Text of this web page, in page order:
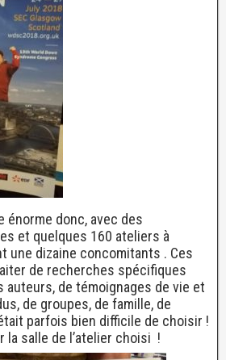
donc, avec des
et quelques 160 ateliers à
une dizaine concomitants . Ces
de recherches spécifiques
auteurs, de témoignages de vie et
de groupes, de famille, de
parfois bien difficile de choisir !
la salle de l’atelier choisi !